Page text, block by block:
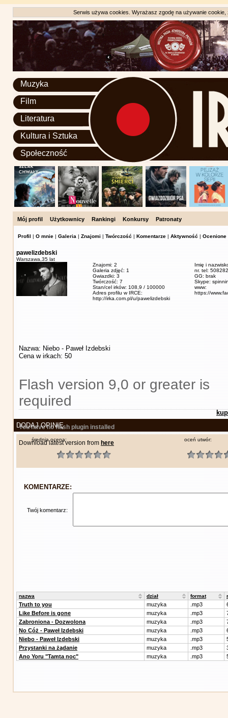
Serwis używa cookies. Wyrażasz zgodę na używanie
Muzyka
Film
Literatura
Kultura i Sztuka
Społeczność
Mój profil Użytkownicy Rankingi Konkursy Patronaty
Profil | O mnie | Galeria | Znajomi | Twórczość | Komentarze | Aktywność | Ocenione
pawelizdebski
Warszawa, 35 lat
Znajomi: 2
Galeria zdjęć: 1
Gwiazdki: 3
Twórczość: 7
Stan/cel irków: 108,9 / 100000
Adres profilu w IRCE:
http://irka.com.pl/u/pawelizdebski
Imię i
nr. tel:
GG: brak
Skype:
www:
https://
Nazwa: Niebo - Paweł Izdebski
Cena w irkach: 50
Flash version 9,0 or greater is
required
You have no flash plugin installed
Download latest version from here
DODAJ OPINIĘ
średnia ocena: oceń utwór:
KOMENTARZE:
Twój komentarz:
nazwa dział format
Truth to you muzyka .mp3
Like Before is gone
muzyka .mp3
Zabroniona - Dozwolona
muzyka .mp3
No Cóż - Paweł Izdebski
muzyka .mp3
Niebo - Paweł Izdebski
muzyka .mp3
Przystanki na żądanie
muzyka .mp3
Ano Yoru "Tamta noc"
muzyka .mp3